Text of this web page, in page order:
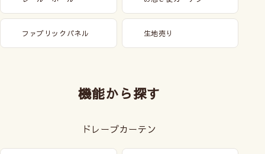
ファブリックパネル 生地売り
機能から探す
ドレープカーテン